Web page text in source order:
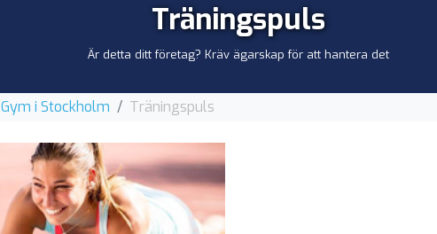
Träningspuls
Är detta ditt företag? Kräv ägarskap för att hantera det
Gym i Stockholm Träningspuls